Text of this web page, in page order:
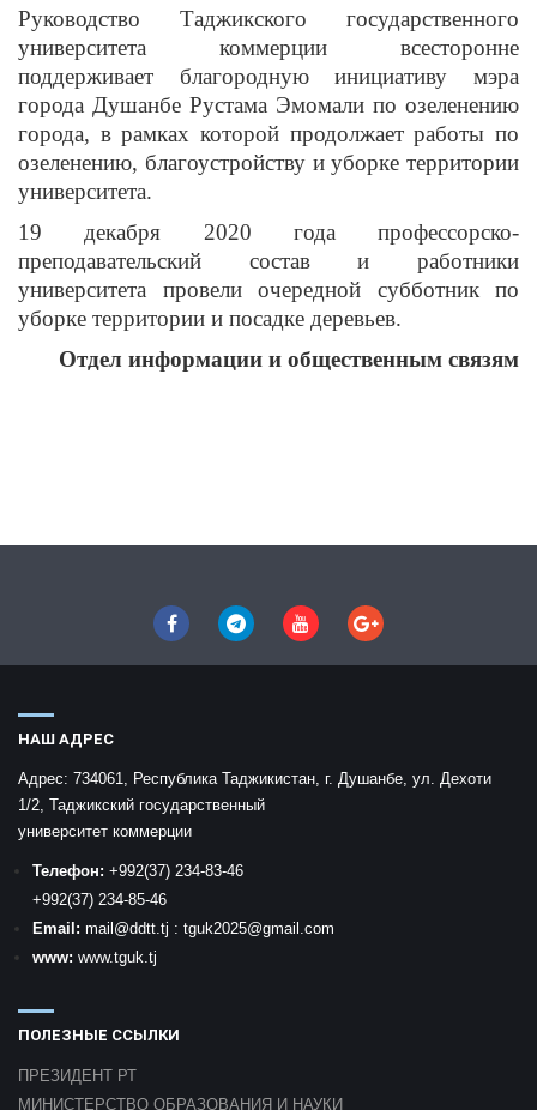
Руководство Таджикского государственного
университета коммерции всесторонне
поддерживает благородную инициативу мэра
города Душанбе Рустама Эмомали по озеленению
города, в рамках которой продолжает работы по
озеленению, благоустройству и уборке территории
университета.
19 декабря 2020 года профессорско-
преподавательский состав и работники
университета провели очередной субботник по
уборке территории и посадке деревьев.
Отдел информации и общественным связям
НАШ АДРЕС
Адрес: 734061, Республика Таджикистан, г. Душанбе, ул. Дехоти
1/2, Таджикский государственный
университет коммерции
Телефон: +992(37) 234-83-46
+992(37) 234-85-46
Email: mail@ddtt.tj : tguk2025@gmail.com
www: www.tguk.tj
ПОЛЕЗНЫЕ ССЫЛКИ
ПРЕЗИДЕНТ РТ
МИНИСТЕРСТВО ОБРАЗОВАНИЯ И НАУКИ